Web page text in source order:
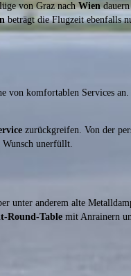
von Graz nachWien
beträgt die Flugzeit ebenfalls
von komfortablen Services
zurückgreifen. Von der
unerfüllt.
unter anderem alte
Round-Table mit Anrainern